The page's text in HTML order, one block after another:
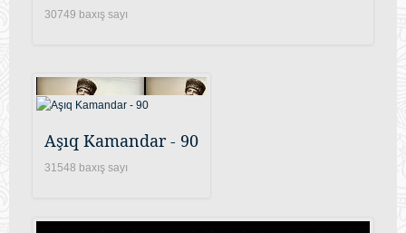
30749 baxış sayı
Aşıq Kamandar - 90
31548 baxış sayı